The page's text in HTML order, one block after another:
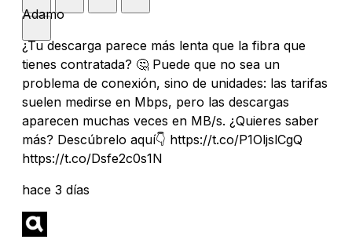
Adamo
¿Tu descarga parece más lenta que la fibra que
tienes contratada? 🤔 Puede que no sea un
problema de conexión, sino de unidades: las tarifas
suelen medirse en Mbps, pero las descargas
aparecen muchas veces en MB/s. ¿Quieres saber
más? Descúbrelo aquí👇 https://t.co/P1OljslCgQ
https://t.co/Dsfe2c0s1N
hace 3 días